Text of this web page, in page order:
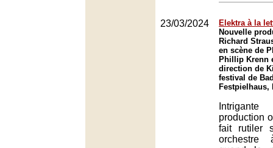
23/03/2024
Elektra à la
Nouvelle
Richard
en scène de
Phillip Krenn
direction de
festival de
Festpielhaus,
production
fait rutiler